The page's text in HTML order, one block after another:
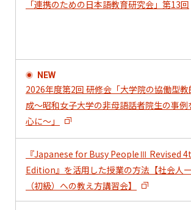
「連携のための日本語教育研究会」第13回
NEW
2026年度第2回 研修会「大学院の協働型教
成～昭和女子大学の非母語話者院生の事例
心に～」
『Japanese for Busy PeopleⅢ Revised
Edition』を活用した授業の方法【社会人
（初級）への教え方講習会】